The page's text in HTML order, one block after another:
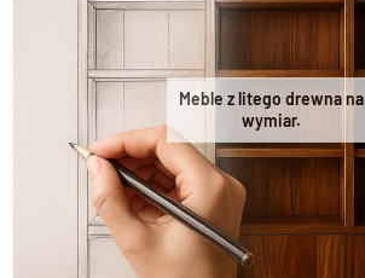
Meble z litego drewna na
wymiar.